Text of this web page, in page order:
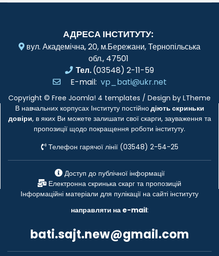
АДРЕСА ІНСТИТУТУ:
вул. Академічна, 20, м.Бережани, Тернопільська
обл., 47501
Тел.(03548) 2-11-59
E-mail: vp_bati@ukr.net
Copyright © Free Joomla! 4 templates / Design by LTheme
В навчальних корпусах Інституту постійнодіють скриньки
довіри, в яких Ви можете залишати свої скарги, зауваження та
пропозиції щодо покращення роботи інституту.
Телефон гарячої лінії (03548) 2-54-25
Доступ до публічної інформації
Електронна скринька скарг та пропозицій
Інформаційні матеріали для пулікації на сайті інституту
направляти на e-mail:
bati.sajt.new@gmail.com